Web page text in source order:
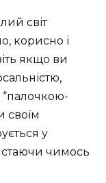
світ
корисно і
якщо ви
“палочкою-
своїм
у
стаючи чимось